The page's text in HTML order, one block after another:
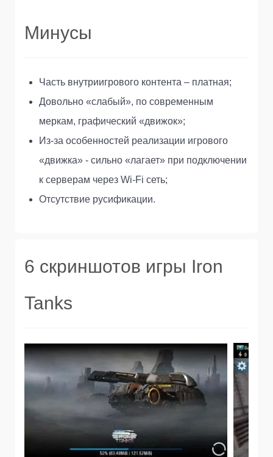
Минусы
Часть внутриигрового контента – платная;
Довольно «слабый», по современным
меркам, графический «движок»;
Из-за особенностей реализации игрового
«движка» - сильно «лагает» при подключении
к серверам через Wi-Fi сеть;
Отсутствие русификации.
6 скриншотов игры Iron
Tanks